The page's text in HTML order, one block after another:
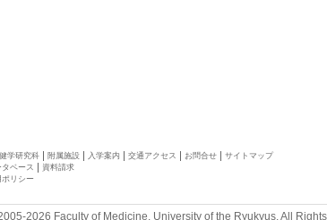
学研究科 附属施設 入学案内 交通アクセス お問合せ
サイトマップ
ベース
資料請求
ポリシー
2026 Faculty of Medicine, University of the Ryukyus. All